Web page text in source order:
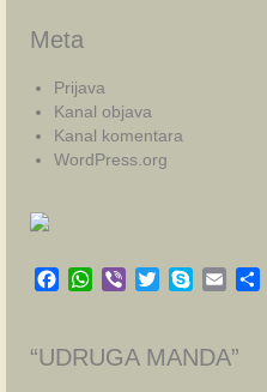
Meta
Prijava
Kanal objava
Kanal komentara
WordPress.org
Facebook
WhatsApp
Viber TwitterSkypeEmail
“UDRUGA MANDA”